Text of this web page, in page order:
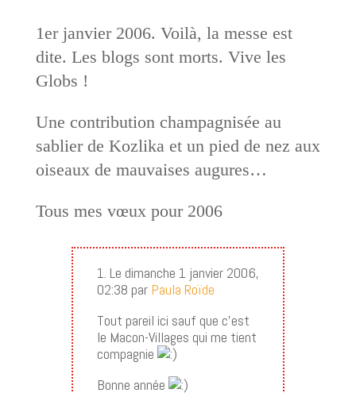
1er janvier 2006. Voilà, la messe est
dite. Les blogs sont morts. Vive les
Globs !
Une contribution champagnisée au
sablier de Kozlika et un pied de nez aux
oiseaux de mauvaises augures…
Tous mes vœux pour 2006
1. Le dimanche 1 janvier 2006,
02:38 par Paula Roïde
Tout pareil ici sauf que c’est
le Macon-Villages qui me tient
compagnie
Bonne année